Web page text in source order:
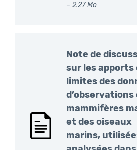
– 2.27 Mo
Note de
sur les apports
limites des
d’observations
mammifères
et des oiseaux
marins,